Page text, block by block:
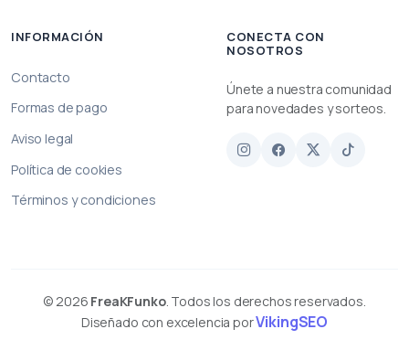
INFORMACIÓN
Contacto
Formas de pago
Aviso legal
Política de cookies
Términos y condiciones
CONECTA CON
NOSOTROS
Únete a nuestra comunidad
para novedades y sorteos.
© 2026 FreaKFunko. Todos los derechos reservados.
Diseñado con excelencia porVikingSEO